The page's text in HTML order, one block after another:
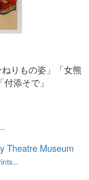
ねりもの姿」「女熊
添そで」
Theatre Museum